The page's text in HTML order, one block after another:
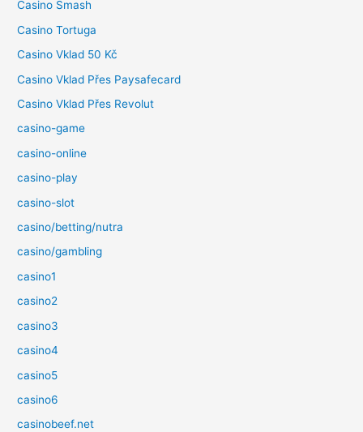
Casino Smash
Casino Tortuga
Casino Vklad 50 Kč
Casino Vklad Přes Paysafecard
Casino Vklad Přes Revolut
casino-game
casino-online
casino-play
casino-slot
casino/betting/nutra
casino/gambling
casino1
casino2
casino3
casino4
casino5
casino6
casinobeef.net